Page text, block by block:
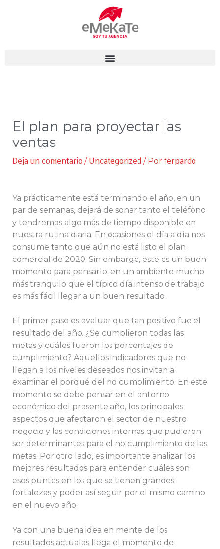
El plan para proyectar las
ventas
Deja un comentario / Uncategorized / Por ferpardo
Ya prácticamente está terminando el año, en un
par de semanas, dejará de sonar tanto el teléfono
y tendremos algo más de tiempo disponible en
nuestra rutina diaria. En ocasiones el día a día nos
consume tanto que aún no está listo el plan
comercial de 2020. Sin embargo, este es un buen
momento para pensarlo; en un ambiente mucho
más tranquilo que el típico día intenso de trabajo
es más fácil llegar a un buen resultado.
El primer paso es evaluar que tan positivo fue el
resultado del año. ¿Se cumplieron todas las
metas y cuáles fueron los porcentajes de
cumplimiento? Aquellos indicadores que no
llegan a los niveles deseados nos invitan a
examinar el porqué del no cumplimiento. En este
momento se debe pensar en el entorno
económico del presente año, los principales
aspectos que afectaron el sector de nuestro
negocio y las condiciones internas que pudieron
ser determinantes para el no cumplimiento de las
metas. Por otro lado, es importante analizar los
mejores resultados para entender cuáles son
esos puntos en los que se tienen grandes
fortalezas y poder así seguir por el mismo camino
en el nuevo año.
Ya con una buena idea en mente de los
resultados actuales llega el momento de